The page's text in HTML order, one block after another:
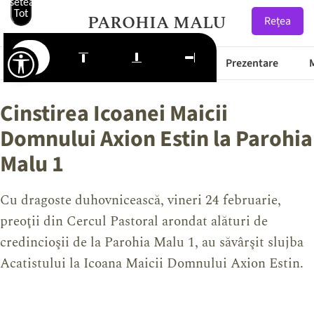
PAROHIA MALU Rețea
Starea Drumurilor Prima Pagină Prezentare
Cinstirea Icoanei Maicii
Domnului Axion Estin la Parohia
Malu 1
Cu dragoste duhovnicească, vineri 24 februarie,
preoţii din Cercul Pastoral arondat alături de
credincioşii de la Parohia Malu 1, au săvârşit slujba
Acatistului la Icoana Maicii Domnului Axion Estin.
Tot